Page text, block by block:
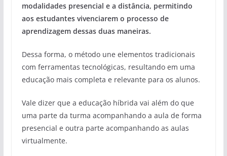
modalidades presencial e a distância, permitindo
aos estudantes vivenciarem o processo de
aprendizagem dessas duas maneiras.
Dessa forma, o método une elementos tradicionais
com ferramentas tecnológicas, resultando em uma
educação mais completa e relevante para os alunos.
Vale dizer que a educação híbrida vai além do que
uma parte da turma acompanhando a aula de forma
presencial e outra parte acompanhando as aulas
virtualmente.